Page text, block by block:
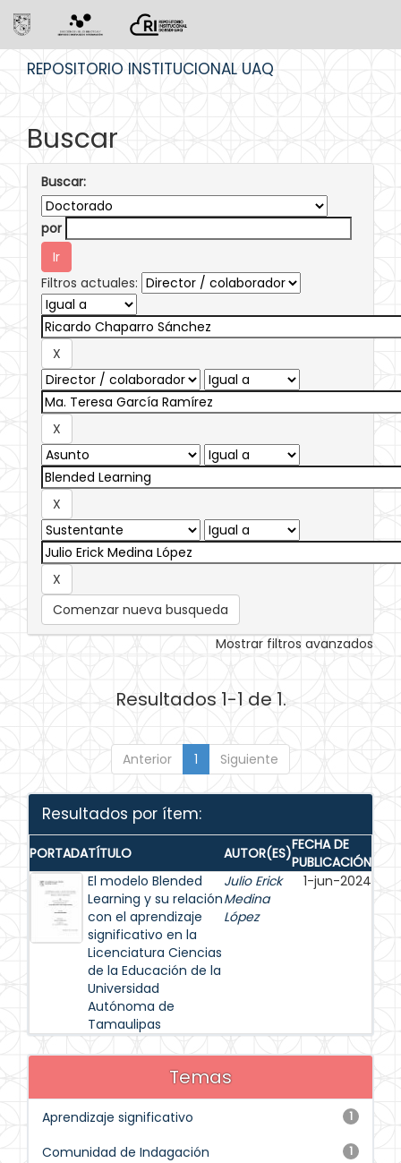
REPOSITORIO INSTITUCIONAL UAQ
Buscar
Buscar:
por
Filtros actuales:
Comenzar nueva busqueda
Mostrar filtros avanzados
Resultados 1-1 de 1.
Anterior 1 Siguiente
Resultados por ítem:
PORTADATÍTULO AUTOR(ES)FECHA DE
PUBLICACIÓN
El modelo Blended
Learning y su relación
con el aprendizaje
significativo en la
Licenciatura Ciencias
de la Educación de la
Universidad
Autónoma de
Tamaulipas
Julio Erick
Medina
López
1-jun-2024
Temas
1
Aprendizaje significativo
1
Comunidad de Indagación